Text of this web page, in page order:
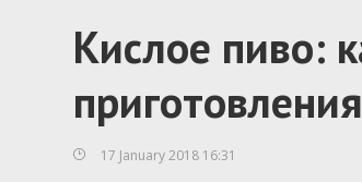
Кислое пиво:
приготовления
17 January 2018 16:31